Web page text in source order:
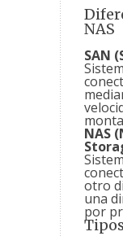
NAS
SAN
NAS
otro
una
por